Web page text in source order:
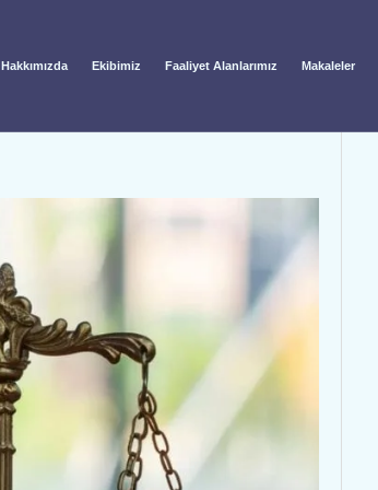
Hakkımızda Ekibimiz Faaliyet Alanlarımız Makaleler